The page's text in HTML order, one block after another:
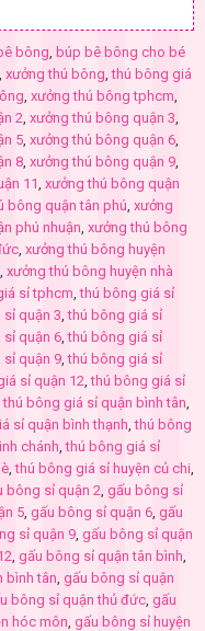
bông
búp bê bông cho bé
xưởng thú bông ,thú bông giá
xưởng thú bông tphcm
2 xưởng thú bông quận 3
5 xưởng thú bông quận 6
8 xưởng thú bông quận 9
11 xưởng thú bông quận
bông quận tân phú xưởng
phú nhuận xưởng thú bông
xưởng thú bông huyện
xưởng thú bông huyện nhà
sỉ tphcm ,thú bông giá sỉ
quận 3 ,thú bông giá sỉ
quận 6 ,thú bông giá sỉ
quận 9 ,thú bông giá sỉ
sỉ quận 12 ,thú bông giá sỉ
,thú bông giá sỉ quận bình tân
sỉ quận bình thạnh ,thú bông
chánh ,thú bông giá sỉ
,thú bông giá sỉ huyện củ chi
bông sỉ quận 2 gấu bông sỉ
5 gấu bông sỉ quận 6 gấu
sỉ quận 9 gấu bông sỉ quận
gấu bông sỉ quận tân bình
bình tân gấu bông sỉ quận
bông sỉ quận thủ đức gấu
hóc môn gấu bông sỉ huyện